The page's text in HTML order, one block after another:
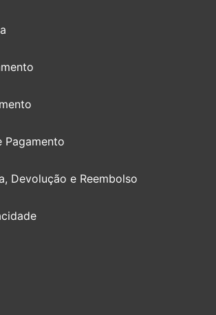
Pagamento
Devolução e Reembolso